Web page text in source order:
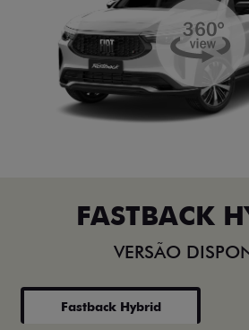
FASTBACK
VERSÃO
Fastback Hybrid